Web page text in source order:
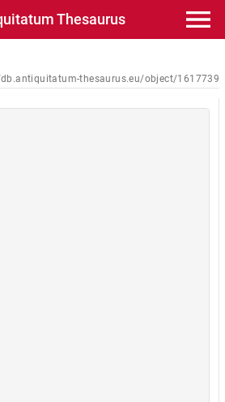
Thesaurus
thesaurus.eu/object/1617739